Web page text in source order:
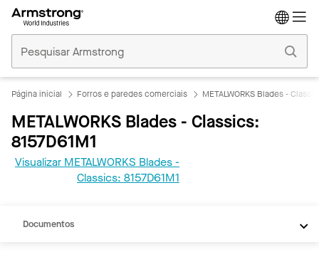
Comerciais
Início
Página inicial Forros e paredes comerciais METALWORKS Blades -
METALWORKS Blades - Classics:
8157D61M1
Visualizar METALWORKS Blades -
Classics: 8157D61M1
Documentos